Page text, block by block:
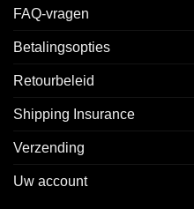
FAQ-vragen
Betalingsopties
Retourbeleid
Shipping Insurance
Verzending
Uw account